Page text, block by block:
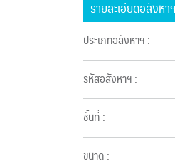
รายละเอียดอสังหาฯ
ประเภทอสังหาฯ :
รหัสอสังหาฯ :
ชั้นที่ :
ขนาด :